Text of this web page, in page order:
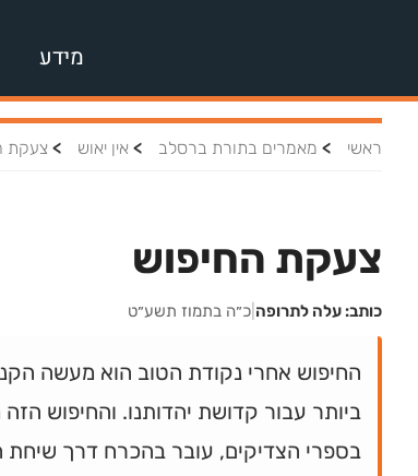
מידע
ראשי > מאמרים בתורת ברסלב > אין יאוש > צעקת
צעקת החיפוש
כותב: עלה לתרופה כ״ה בתמוז תשע״ט
החיפוש אחרי נקודת הטוב הוא מעשה
ביותר עבור קדושת יהדותנו. והחיפוש
בספרי הצדיקים, עובר בהכרח דרך שיחת